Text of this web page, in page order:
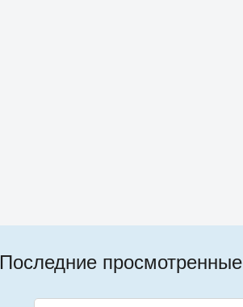
Последние просмотренные